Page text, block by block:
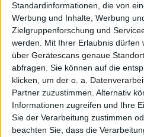
Standardinformationen, die von
Werbung und Inhalte, Werbung
Zielgruppenforschung und
werden. Mit Ihrer Erlaubnis dürfen
über Gerätescans genaue
abfragen. Sie können auf die
klicken, um der o. a.
Partner zuzustimmen. Alternativ
Informationen zugreifen und Ihre
Sie der Verarbeitung zustimmen
beachten Sie, dass die
Obwohl jedem Teilnehmer
an der Veranstaltung
erhält der Gewinner noch
für jeden Sieg während der
Für den Titelgewinn in
Jahr von Mailand nach
es ein Preisgeld von etwas
Weiterlesen